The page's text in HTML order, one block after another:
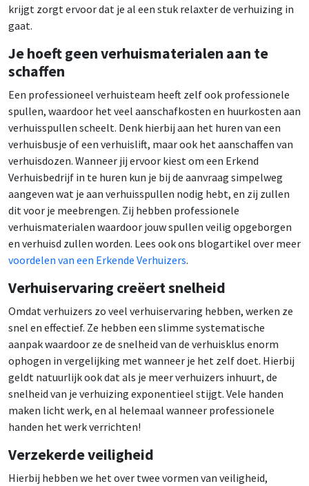
krijgt zorgt ervoor dat je al een stuk relaxter de verhuizing in
gaat.
Je hoeft geen verhuismaterialen aan te
schaffen
Een professioneel verhuisteam heeft zelf ook professionele
spullen, waardoor het veel aanschafkosten en huurkosten aan
verhuisspullen scheelt. Denk hierbij aan het huren van een
verhuisbusje of een verhuislift, maar ook het aanschaffen van
verhuisdozen. Wanneer jij ervoor kiest om een Erkend
Verhuisbedrijf in te huren kun je bij de aanvraag simpelweg
aangeven wat je aan verhuisspullen nodig hebt, en zij zullen
dit voor je meebrengen. Zij hebben professionele
verhuismaterialen waardoor jouw spullen veilig opgeborgen
en verhuisd zullen worden. Lees ook ons blogartikel over meer
voordelen van een Erkende Verhuizers.
Verhuiservaring creëert snelheid
Omdat verhuizers zo veel verhuiservaring hebben, werken ze
snel en effectief. Ze hebben een slimme systematische
aanpak waardoor ze de snelheid van de verhuisklus enorm
ophogen in vergelijking met wanneer je het zelf doet. Hierbij
geldt natuurlijk ook dat als je meer verhuizers inhuurt, de
snelheid van je verhuizing exponentieel stijgt. Vele handen
maken licht werk, en al helemaal wanneer professionele
handen het werk verrichten!
Verzekerde veiligheid
Hierbij hebben we het over twee vormen van veiligheid,